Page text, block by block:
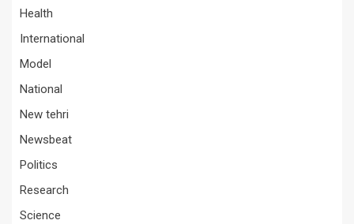
Health
International
Model
National
New tehri
Newsbeat
Politics
Research
Science